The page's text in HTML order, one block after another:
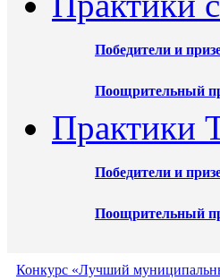
Победители и
Поощрительный
Практики
Победители и
Поощрительный
Конкурс «Лучший